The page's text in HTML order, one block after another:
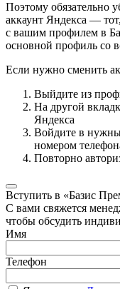
Поэтому обязательно
аккаунт Яндекса —
с вашим профилем в
основной профиль со
Если нужно сменить
Выйдите из
На другой
Яндекса
Войдите в
номером
Повторно
Вступить в «Базис
С вами свяжется
чтобы обсудить
Имя
Телефон